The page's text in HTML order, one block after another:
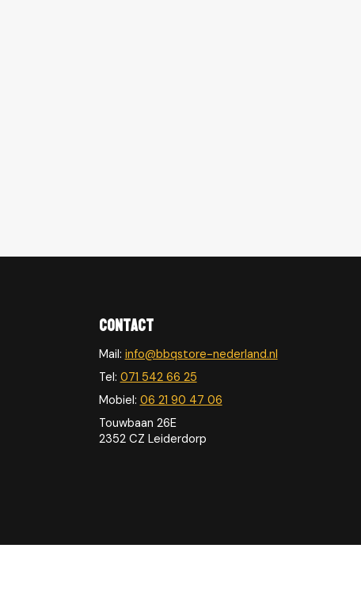
Contact
Mail: info@bbqstore-nederland.nl
Tel: 071 542 66 25
Mobiel: 06 21 90 47 06
Touwbaan 26E
2352 CZ Leiderdorp